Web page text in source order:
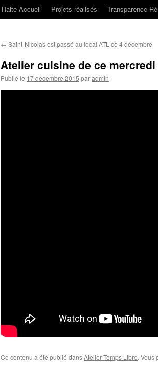
Halte Accueil
Projets réalisés Transparence
← Saint-Nicolas est passé au local ATL ce 4 décembre
Atelier cuisine de ce mercredi
Publié le 17 décembre 2015 paradmin
Ce contenu a été publié dansAtelier Temps Libre. Vous